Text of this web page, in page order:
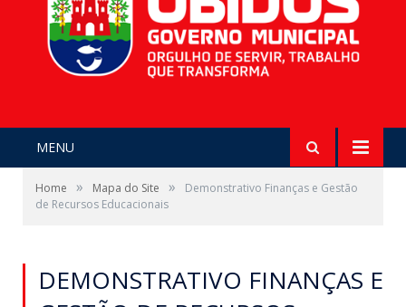
MENU
Home » Mapa do Site »
Demonstrativo Finanças e Gestão
de Recursos Educacionais
DEMONSTRATIVO FINANÇAS E